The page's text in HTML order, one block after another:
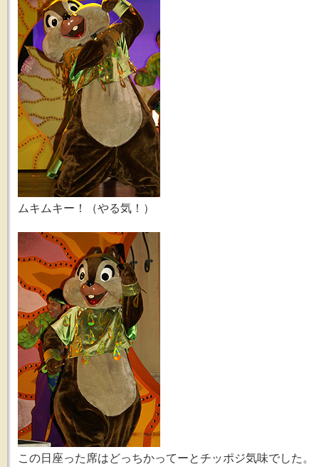
ムキムキー！（やる気！）
この日座った席はどっちかってーとチッポジ気味でした。